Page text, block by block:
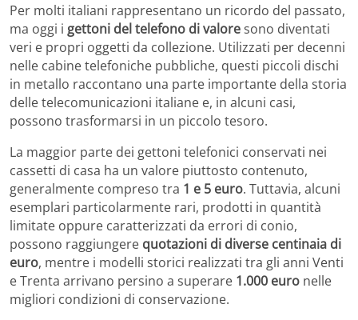
Per molti italiani rappresentano un ricordo del passato,
ma oggi i gettoni del telefono di valoresono diventati
veri e propri oggetti da collezione. Utilizzati per decenni
nelle cabine telefoniche pubbliche, questi piccoli dischi
in metallo raccontano una parte importante della storia
delle telecomunicazioni italiane e, in alcuni casi,
possono trasformarsi in un piccolo tesoro.
La maggior parte dei gettoni telefonici conservati nei
cassetti di casa ha un valore piuttosto contenuto,
generalmente compreso tra 1 e 5 euro. Tuttavia, alcuni
esemplari particolarmente rari, prodotti in quantità
limitate oppure caratterizzati da errori di conio,
possono raggiungere quotazioni di diverse centinaia di
euro, mentre i modelli storici realizzati tra gli anni Venti
e Trenta arrivano persino a superare 1.000 euro nelle
migliori condizioni di conservazione.